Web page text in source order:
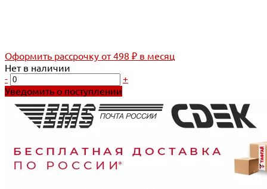
Оформить рассрочку от 498 ₽ в месяц
Нет в наличии
-
+
Уведомить о поступлении